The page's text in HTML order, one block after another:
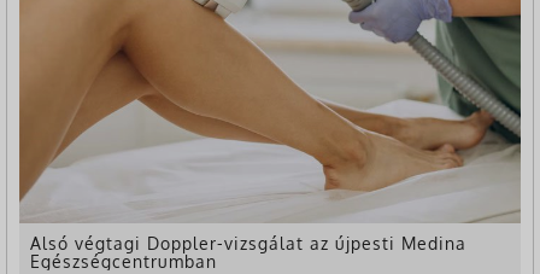
Alsó végtagi Doppler-vizsgálat az újpesti Medina
Egészségcentrumban